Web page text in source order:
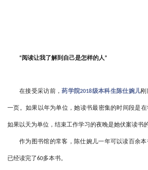
“阅读让我了解到自己是怎样的人”
在接受采访前，药学院2018级本科生陈仕婉儿
一页。如果以年为单位，她读书最密集的时间段是在
如果以天为单位，结束工作学习的夜晚是她伏案读书
作为图书馆的常客，陈仕婉儿一年可以读百余
已经读完了60多本书。